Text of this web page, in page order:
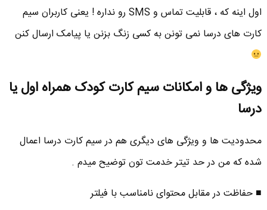
اول اینه که ، قابلیت تماس و SMS رو نداره ! یعنی کاربران سیم
کارت های درسا نمی تونن به کسی زنگ بزنن یا پیامک ارسال کنن
ویژگی ها و امکانات سیم کارت کودک همراه اول یا
درسا
محدودیت ها و ویژگی های دیگری هم در سیم کارت درسا اعمال
شده که من در حد تیتر خدمت تون توضیح میدم .
■ حفاظت در مقابل محتوای نامناسب با فیلتر